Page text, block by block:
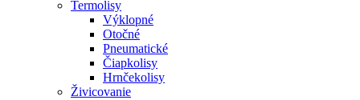
Termolisy
Výklopné
Otočné
Pneumatické
Čiapkolisy
Hrnčekolisy
Živicovanie